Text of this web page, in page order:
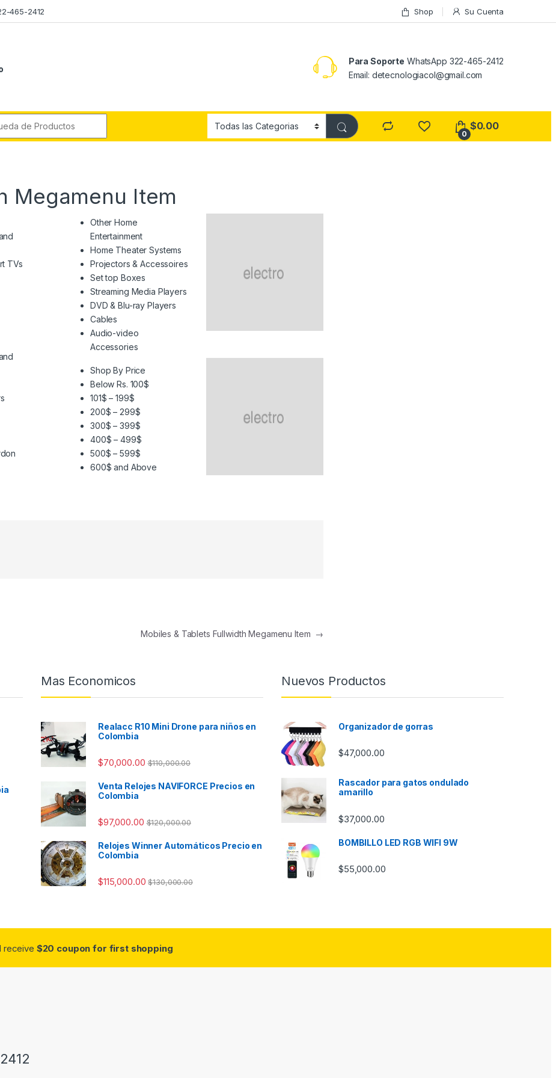
465-2412 Shop Su Cuenta
Para Soporte WhatsApp 322-465-2412
Email: detecnologiacol@gmail.com
0
$0.00
Megamenu Item
TVs
Other Home
Entertainment
Home Theater Systems
Projectors & Accessoires
Set top Boxes
Streaming Media Players
DVD & Blu-ray Players
Cables
Audio-video
Accessories
Shop By Price
Below Rs. 100$
101$ – 199$
200$ – 299$
300$ – 399$
400$ – 499$
500$ – 599$
600$ and Above
Mobiles & Tablets Fullwidth Megamenu Item →
Mas Economicos
Realacc R10 Mini Drone para niños en
Colombia
$70,000.00 $110,000.00
Venta Relojes NAVIFORCE Precios en
Colombia
$97,000.00 $120,000.00
Relojes Winner Automáticos Precio en
Colombia
$115,000.00 $130,000.00
Nuevos Productos
Organizador de gorras
$47,000.00
Rascador para gatos ondulado
amarillo
$37,000.00
BOMBILLO LED RGB WIFI 9W
$55,000.00
receive $20 coupon for first shopping